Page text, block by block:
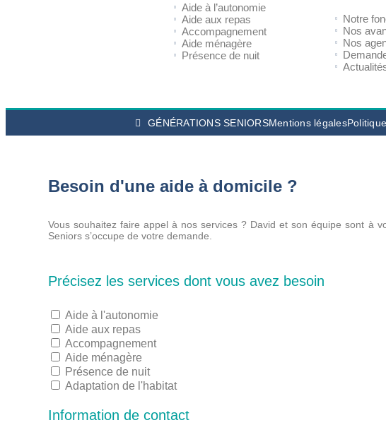
Aide à l’autonomie
Aide aux repas
Accompagnement
Aide ménagère
Présence de nuit
Notre
Nos
Nos
GÉNÉRATIONS SENIORSMentions légales
Besoin d'une aide à domicile ?
Vous souhaitez faire appel à nos services ? David et son équipe sont à
Seniors s’occupe de votre demande.
Précisez les services dont vous avez besoin
Aide à l'autonomie
Aide aux repas
Accompagnement
Aide ménagère
Présence de nuit
Adaptation de l'habitat
Information de contact